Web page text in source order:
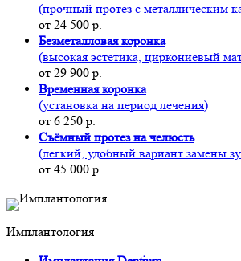
(прочный протез с металлическим
от 24 500 р.
Безметалловая коронка
(высокая эстетика, циркониевый
от 29 900 р.
Временная коронка
(установка на период лечения)
от 6 250 р.
Съёмный протез на челюсть
(легкий, удобный вариант замены
от 45 000 р.
Имплантология